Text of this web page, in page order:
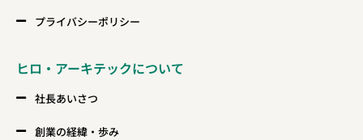
プライバシーポリシー
ヒロ・アーキテックについて
社長あいさつ
創業の経緯・歩み